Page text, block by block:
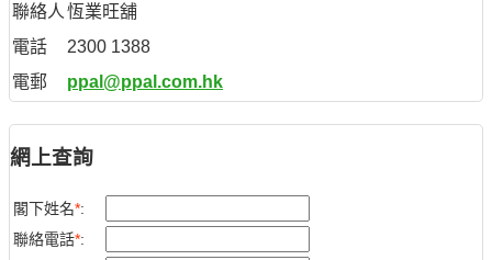
聯絡人 恆業旺舖
電話
2300 1388
電郵
ppal@ppal.com.hk
網上查詢
閣下姓名*:
聯絡電話*: